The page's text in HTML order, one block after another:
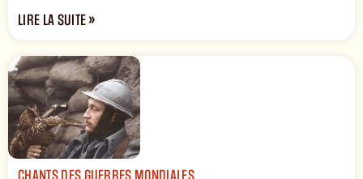
LIRE LA SUITE »